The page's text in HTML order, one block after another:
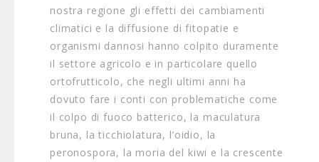
nostra regione gli effetti dei cambiamenti
climatici e la diffusione di fitopatie e
organismi dannosi hanno colpito duramente
il settore agricolo e in particolare quello
ortofrutticolo, che negli ultimi anni ha
dovuto fare i conti con problematiche come
il colpo di fuoco batterico, la maculatura
bruna, la ticchiolatura, l’oidio, la
peronospora, la moria del kiwi e la crescente